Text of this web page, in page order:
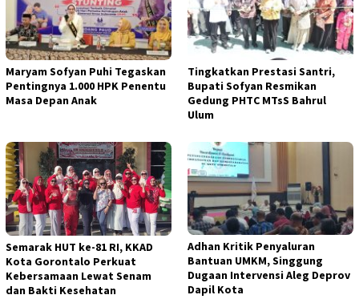
Maryam Sofyan Puhi Tegaskan
Pentingnya 1.000 HPK Penentu
Masa Depan Anak
Tingkatkan Prestasi Santri,
Bupati Sofyan Resmikan
Gedung PHTC MTsS Bahrul
Ulum
Semarak HUT ke-81 RI, KKAD
Kota Gorontalo Perkuat
Kebersamaan Lewat Senam
dan Bakti Kesehatan
Adhan Kritik Penyaluran
Bantuan UMKM, Singgung
Dugaan Intervensi Aleg Deprov
Dapil Kota